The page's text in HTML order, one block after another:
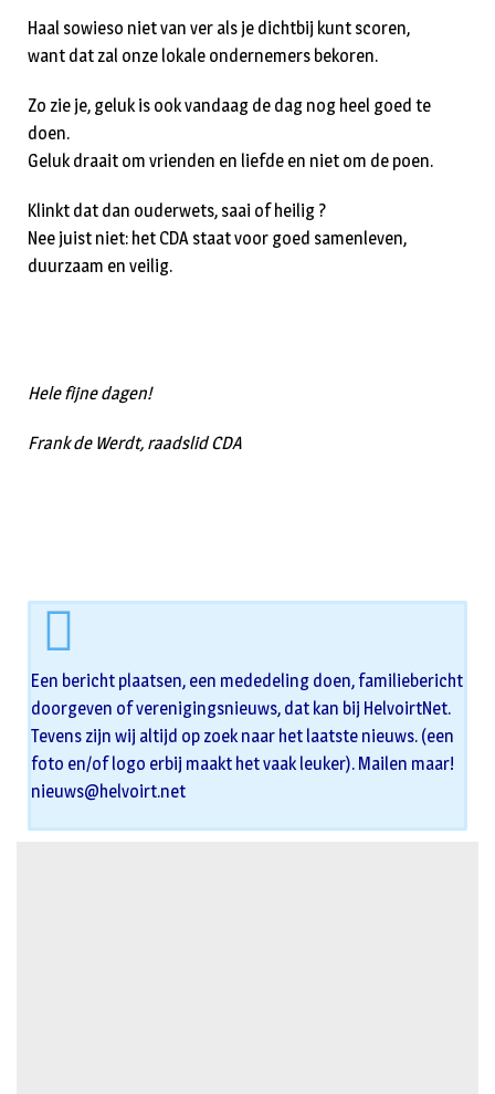
Haal sowieso niet van ver als je dichtbij kunt scoren,
want dat zal onze lokale ondernemers bekoren.
Zo zie je, geluk is ook vandaag de dag nog heel goed te
doen.
Geluk draait om vrienden en liefde en niet om de poen.
Klinkt dat dan ouderwets, saai of heilig ?
Nee juist niet: het CDA staat voor goed samenleven,
duurzaam en veilig.
Hele fijne dagen!
Frank de Werdt, raadslid CDA
Een bericht plaatsen, een mededeling doen, familiebericht
doorgeven of verenigingsnieuws, dat kan bij HelvoirtNet.
Tevens zijn wij altijd op zoek naar het laatste nieuws. (een
foto en/of logo erbij maakt het vaak leuker). Mailen maar!
nieuws@helvoirt.net